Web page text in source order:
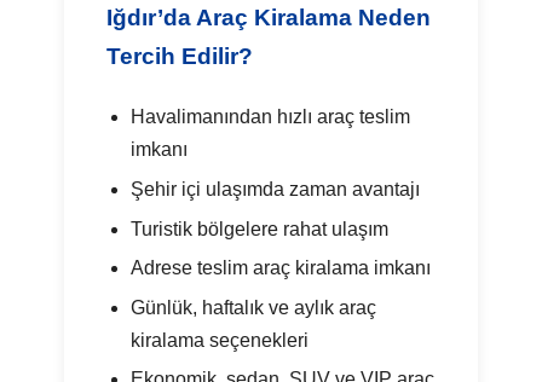
Iğdır’da Araç Kiralama Neden
Tercih Edilir?
Havalimanından hızlı araç teslim
imkanı
Şehir içi ulaşımda zaman avantajı
Turistik bölgelere rahat ulaşım
Adrese teslim araç kiralama imkanı
Günlük, haftalık ve aylık araç
kiralama seçenekleri